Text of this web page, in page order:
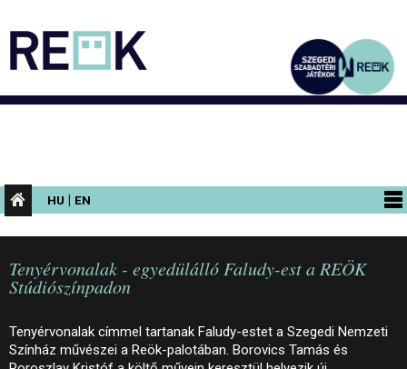
HU | EN
PROGRAMOK
KIÁLLÍTÁSOK
INFORMÁCIÓK
Tenyérvonalak - egyedülálló Faludy-est a REÖK
Stúdiószínpadon
Tenyérvonalak címmel tartanak Faludy-estet a Szegedi Nemzeti
Színház művészei a Reök-palotában. Borovics Tamás és